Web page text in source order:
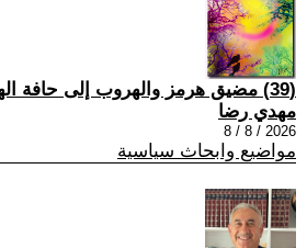
(39) مضيق هرمز والهروب إلى حافة الهاوية
مهدي رضا
2026 / 8 / 8
مواضيع وابحاث سياسية